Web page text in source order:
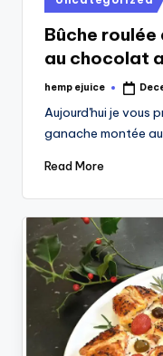
in
Bûche
au chocolat
Posted
hemp ejuice
Aujourd'hui je vous
ganache montée
Read More